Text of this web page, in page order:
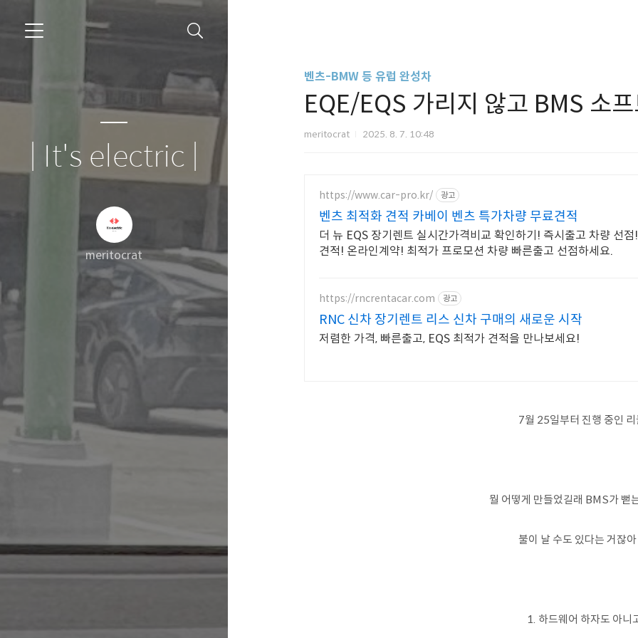
| It's electric |
meritocrat
벤츠-BMW 등 유럽 완성차
EQE/EQS 가리지 않고 BMS 소
meritocrat 2025. 8. 7. 10:48
https://www.car-pro.kr/ 광고
벤츠 최적화 견적 카베이 벤츠 특가차량 무료견적
더 뉴 EQS 장기렌트 실시간가격비교 확인하기! 즉시출고 차량 선
견적! 온라인계약! 최적가 프로모션 차량 빠른출고 선점하세요.
https://rncrentacar.com 광고
RNC 신차 장기렌트 리스 신차 구매의 새로운 시작
저렴한 가격, 빠른출고, EQS 최적가 견적을 만나보세요!
7월 25일부터 진행 중인 리
뭘 어떻게 만들었길래 BMS가 뻗
불이 날 수도 있다는 거잖아
1. 하드웨어 하자도 아니